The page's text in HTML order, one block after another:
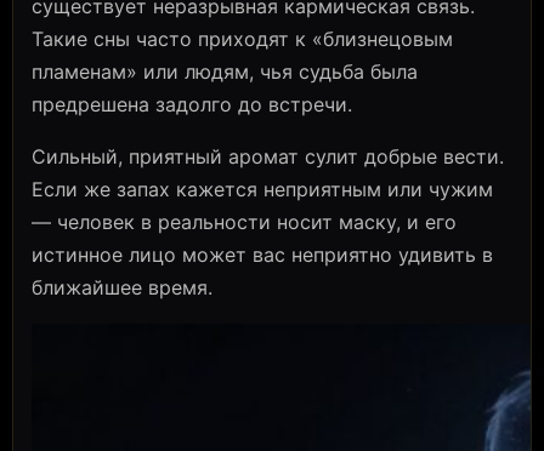
существует неразрывная кармическая связь.
Такие сны часто приходят к «близнецовым
пламенам» или людям, чья судьба была
предрешена задолго до встречи.
Сильный, приятный аромат сулит добрые вести.
Если же запах кажется неприятным или чужим
— человек в реальности носит маску, и его
истинное лицо может вас неприятно удивить в
ближайшее время.